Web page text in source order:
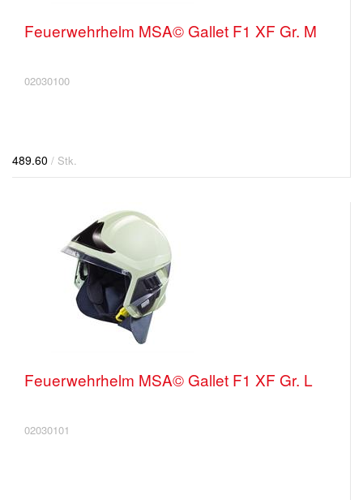
Feuerwehrhelm MSA© Gallet F1 XF Gr. M
02030100
489.60 / Stk.
Feuerwehrhelm MSA© Gallet F1 XF Gr. L
02030101